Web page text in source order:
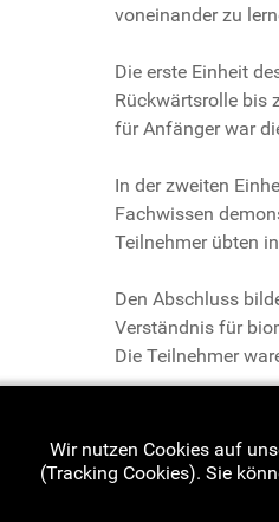
voneinander zu
Die erste Einheit
Rückwärtsrolle bis
für Anfänger war
In der zweiten
Fachwissen
Teilnehmer übten
Den Abschluss
Verständnis für
Die Teilnehmer
beiden Referenten
Wir nutzen Cookies auf
(Tracking Cookies). Sie